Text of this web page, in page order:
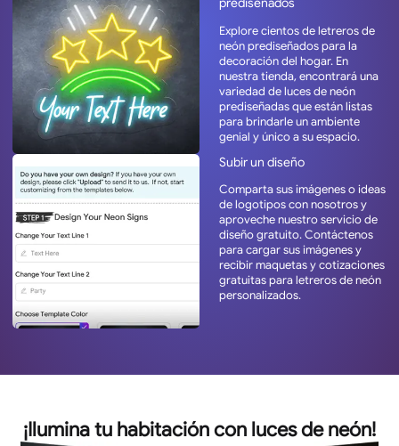
Explore cientos de letreros de
neón prediseñados para la
decoración del hogar. En
nuestra tienda, encontrará una
variedad de luces de neón
prediseñadas que están listas
para brindarle un ambiente
genial y único a su espacio.
Subir un diseño
Comparta sus imágenes o ideas
de logotipos con nosotros y
aproveche nuestro servicio de
diseño gratuito. Contáctenos
para cargar sus imágenes y
recibir maquetas y cotizaciones
gratuitas para letreros de neón
personalizados.
¡Ilumina tu habitación con luces de neón!